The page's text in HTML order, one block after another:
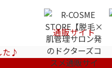
通販サイト
た♪